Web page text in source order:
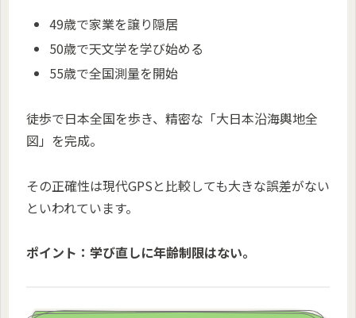
49歳で家業を譲り隠居
50歳で天文学を学び始める
55歳で全国測量を開始
徒歩で日本全国を歩き、精密な「大日本沿海輿地全
図」を完成。
その正確性は現代GPSと比較しても大きな誤差がない
といわれています。
ポイント：学び直しに年齢制限はない。